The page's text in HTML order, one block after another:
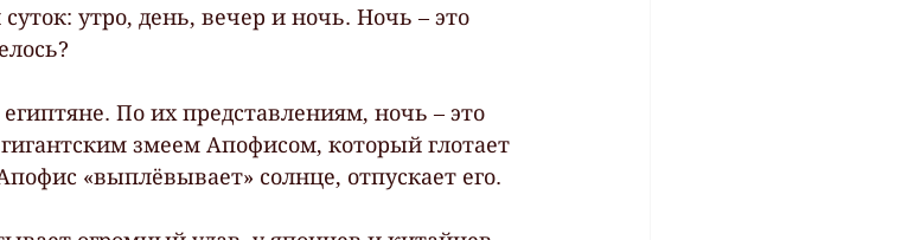
утро, день, вечер и ночь. Ночь – это
По их представлениям, ночь – это
змеем Апофисом, который глотает
«выплёвывает» солнце, отпускает его.